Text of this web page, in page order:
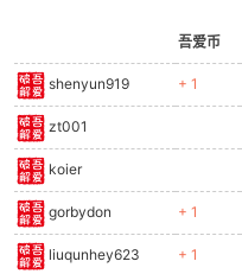
jie.
吾爱币
shenyun919 + 1
zt001
koier
gorbydon + 1
liuqunhey623 + 1